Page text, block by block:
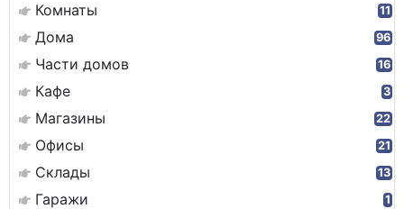
Комнаты 11
Дома 96
Части домов 16
Кафе 3
Магазины 22
Офисы 21
Склады 13
Гаражи 1